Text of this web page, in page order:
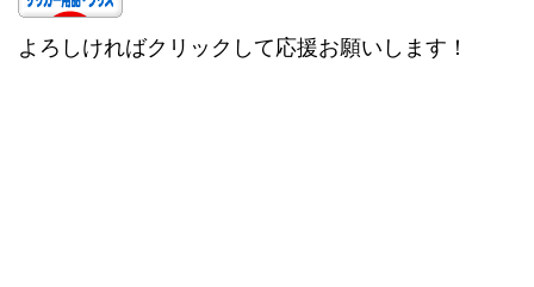
よろしければクリックして応援お願いします！